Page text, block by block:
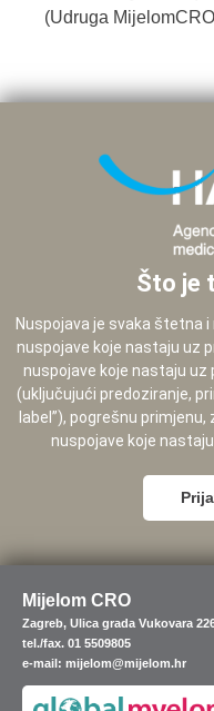
(Udruga
Što je
Nuspojava je svaka štetna
nuspojave koje nastaju uz
nuspojave koje nastaju uz
(uključujući predoziranje,
label”), pogrešnu
nuspojave koje
Mijelom CRO
Zagreb, Ulica grada Vukovara
tel./fax. 01 5509805
e-mail: mijelom@mijelom.hr